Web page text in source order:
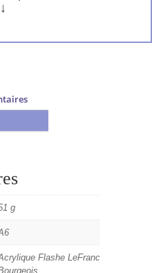
↓
g
Flashe LeFranc